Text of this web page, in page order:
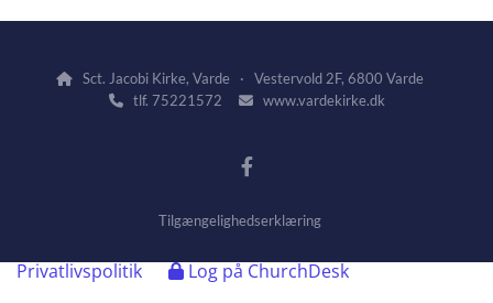
 Sct. Jacobi Kirke, Varde · Vestervold 2F, 6800 Varde
tlf. 75221572 www.vardekirke.dk
Tilgængelighedserklæring
Privatlivspolitik Log på ChurchDesk